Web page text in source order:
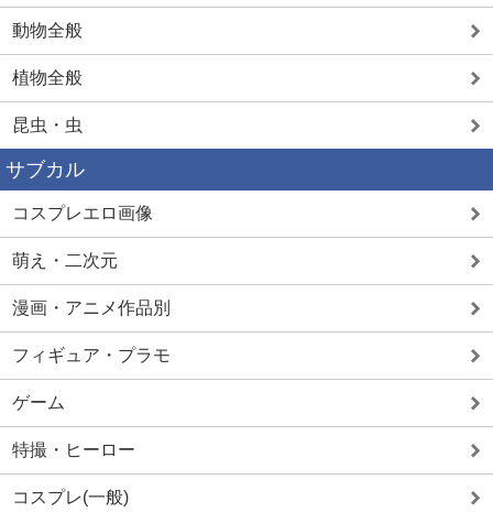
動物全般
植物全般
昆虫・虫
サブカル
コスプレエロ画像
萌え・二次元
漫画・アニメ作品別
フィギュア・プラモ
ゲーム
特撮・ヒーロー
コスプレ(一般)